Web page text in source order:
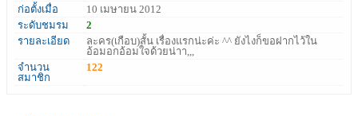
ก่อตั้งเมื่อ
10 เมษายน 2012
ระดับชมรม
2
รายละเอียด
ละคร(เกือบ)สั้น เรื่องแรกน่ะค่ะ ^^ ยังไงก็ขอฝากไว้ใน
อ้อมอกอ้อมใจด้วยน่าา,,,
จำนวน
สมาชิก
122